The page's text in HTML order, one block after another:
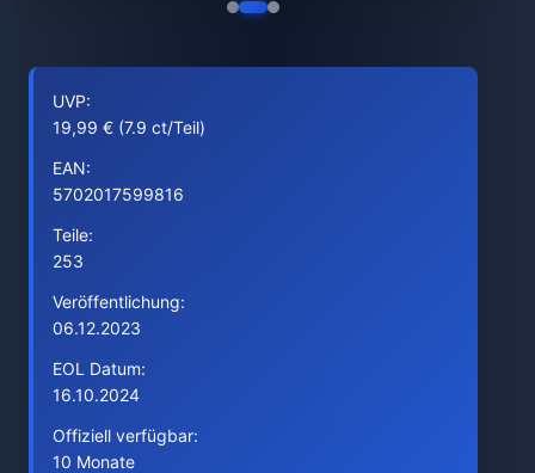
UVP:
19,99 € (7.9 ct/Teil)
EAN:
5702017599816
Teile:
253
Veröffentlichung:
06.12.2023
EOL Datum:
16.10.2024
Offiziell verfügbar:
10 Monate